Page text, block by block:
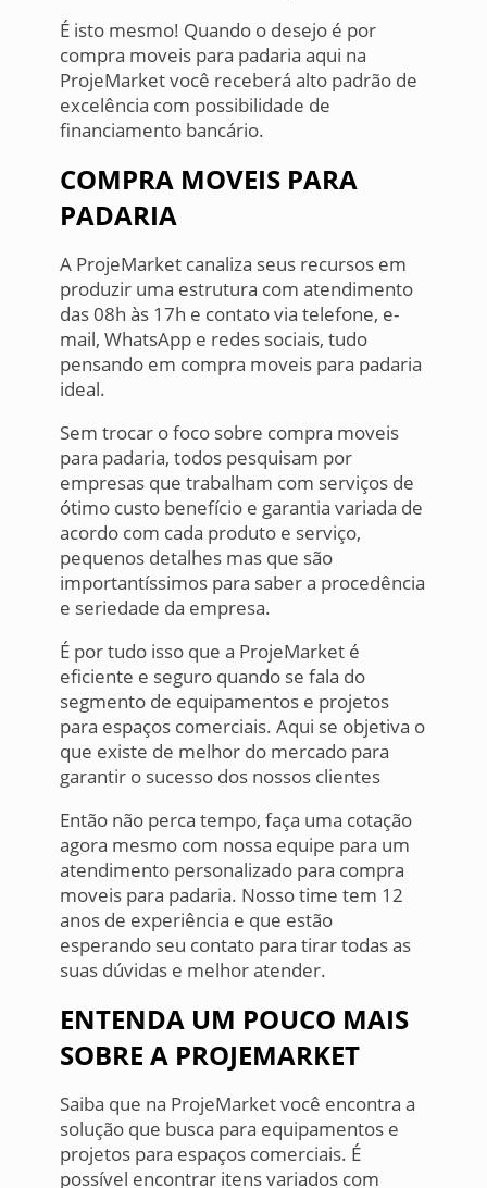
É isto mesmo! Quando o desejo é por
compra moveis para padaria aqui na
ProjeMarket você receberá alto padrão de
excelência com possibilidade de
financiamento bancário.
COMPRA MOVEIS PARA
PADARIA
A ProjeMarket canaliza seus recursos em
produzir uma estrutura com atendimento
das 08h às 17h e contato via telefone, e-
mail, WhatsApp e redes sociais, tudo
pensando em compra moveis para padaria
ideal.
Sem trocar o foco sobre compra moveis
para padaria, todos pesquisam por
empresas que trabalham com serviços de
ótimo custo benefício e garantia variada de
acordo com cada produto e serviço,
pequenos detalhes mas que são
importantíssimos para saber a procedência
e seriedade da empresa.
É por tudo isso que a ProjeMarket é
eficiente e seguro quando se fala do
segmento de equipamentos e projetos
para espaços comerciais. Aqui se objetiva o
que existe de melhor do mercado para
garantir o sucesso dos nossos clientes
Então não perca tempo, faça uma cotação
agora mesmo com nossa equipe para um
atendimento personalizado para compra
moveis para padaria. Nosso time tem 12
anos de experiência e que estão
esperando seu contato para tirar todas as
suas dúvidas e melhor atender.
ENTENDA UM POUCO MAIS
SOBRE A PROJEMARKET
Saiba que na ProjeMarket você encontra a
solução que busca para equipamentos e
projetos para espaços comerciais. É
possível encontrar itens variados com